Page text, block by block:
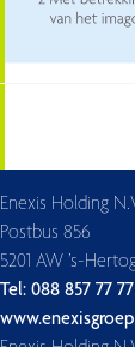
Enexis Holding
Postbus 856
5201 AW ’s-
Tel: 088 857 77 77